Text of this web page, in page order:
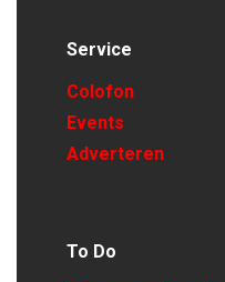
Service
Colofon
Events
Adverteren
To Do